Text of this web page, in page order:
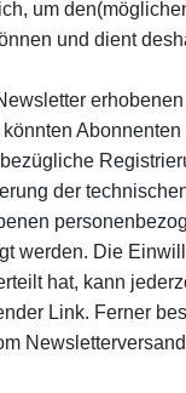
um
und dient
der
werden. Die
hat, kann
Link. Ferner